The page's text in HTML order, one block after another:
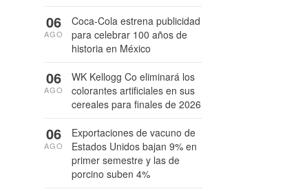
Coca-Cola estrena publicidad
para celebrar 100 años de
historia en México
06
AGO
WK Kellogg Co eliminará los
colorantes artificiales en sus
cereales para finales de 2026
06
AGO
Exportaciones de vacuno de
Estados Unidos bajan 9% en
primer semestre y las de
porcino suben 4%
06
AGO